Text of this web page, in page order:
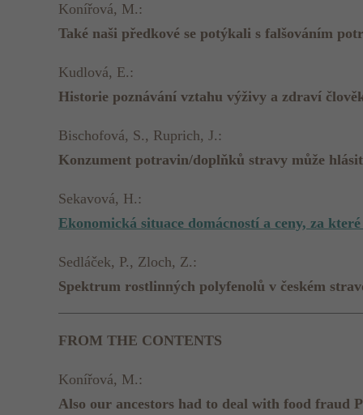
Konířová, M.:
Také naši předkové se potýkali s falšováním
Kudlová, E.:
Historie poznávání vztahu výživy a zdraví
Bischofová, S., Ruprich, J.:
Konzument potravin/doplňků stravy může
Sekavová, H.:
Ekonomická situace domácností a ceny, za
Sedláček, P., Zloch, Z.:
Spektrum rostlinných polyfenolů v českém
FROM THE CONTENTS
Konířová, M.:
Also our ancestors had to deal with food fraud